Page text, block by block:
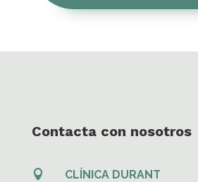
Contacta con nosotros
 CLÍNICA DURANT